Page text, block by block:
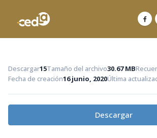
Descargar15Tamaño del archivo30.67 MB
Fecha de creación16 junio, 2020Última
Descargar